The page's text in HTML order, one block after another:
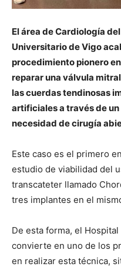
El área de Cardiología
Universitario de Vigo
procedimiento pionero
reparar una válvula
las cuerdas tendinosas
artificiales a través de
necesidad de cirugía
Este caso es el primero
estudio de viabilidad del
transcateter llamado
tres implantes en el
De esta forma, el
convierte en uno de los
en realizar esta técnica,